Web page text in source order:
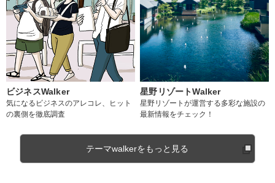
ビジネスWalker
気になるビジネスのアレコレ、ヒット
の裏側を徹底調査
星野リゾートWalker
星野リゾートが運営する多彩な施設の
最新情報をチェック！
テーマwalkerをもっと見る